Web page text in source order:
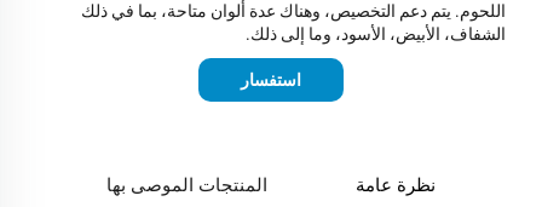
اللحوم. يتم دعم التخصيص، وهناك عدة ألوان متاحة، بما في ذلك
الشفاف، الأبيض، الأسود، وما إلى ذلك.
استفسار
نظرة عامة المنتجات الموصى بها